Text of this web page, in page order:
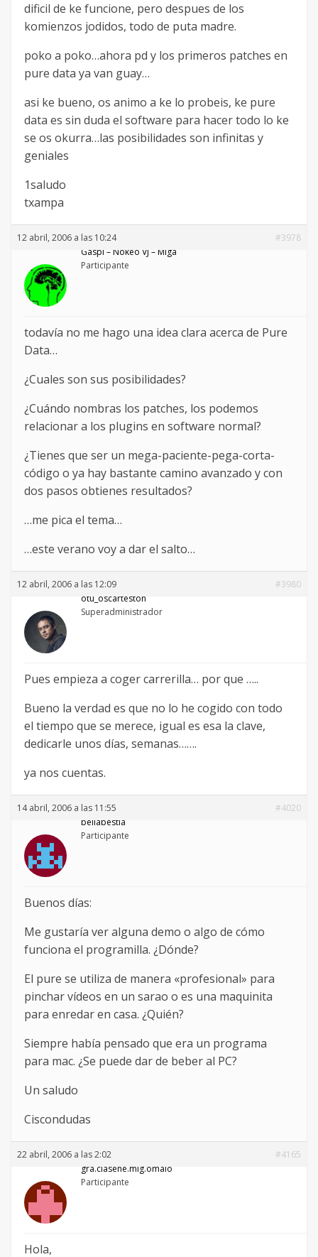
dificil de ke funcione, pero despues de los
komienzos jodidos, todo de puta madre.
poko a poko…ahora pd y los primeros patches en
pure data ya van guay…
asi ke bueno, os animo a ke lo probeis, ke pure
data es sin duda el software para hacer todo lo ke
se os okurra…las posibilidades son infinitas y
geniales
1saludo
txampa
12 abril, 2006 a las 10:24
#3978
Gaspi – Nökeö VJ – Miga
Participante
todavía no me hago una idea clara acerca de Pure
Data…
¿Cuales son sus posibilidades?
¿Cuándo nombras los patches, los podemos
relacionar a los plugins en software normal?
¿Tienes que ser un mega-paciente-pega-corta-
código o ya hay bastante camino avanzado y con
dos pasos obtienes resultados?
…me pica el tema…
…este verano voy a dar el salto…
12 abril, 2006 a las 12:09
#3980
otu_oscarteston
Superadministrador
Pues empieza a coger carrerilla… por que …..
Bueno la verdad es que no lo he cogido con todo
el tiempo que se merece, igual es esa la clave,
dedicarle unos días, semanas…….
ya nos cuentas.
14 abril, 2006 a las 11:55
#4020
bellabestia
Participante
Buenos días:
Me gustaría ver alguna demo o algo de cómo
funciona el programilla. ¿Dónde?
El pure se utiliza de manera «profesional» para
pinchar vídeos en un sarao o es una maquinita
para enredar en casa. ¿Quién?
Siempre había pensado que era un programa
para mac. ¿Se puede dar de beber al PC?
Un saludo
Ciscondudas
22 abril, 2006 a las 2:02
#4165
gra.ciasene.mig.omalo
Participante
Hola,